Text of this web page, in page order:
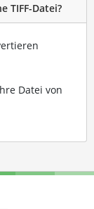
TIFF-Datei?
Datei von